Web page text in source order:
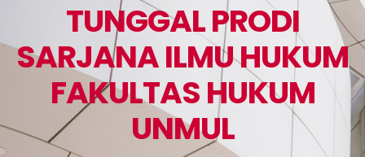
TUNGGAL PRODI
SARJANA ILMU HUKUM
FAKULTAS HUKUM
UNMUL